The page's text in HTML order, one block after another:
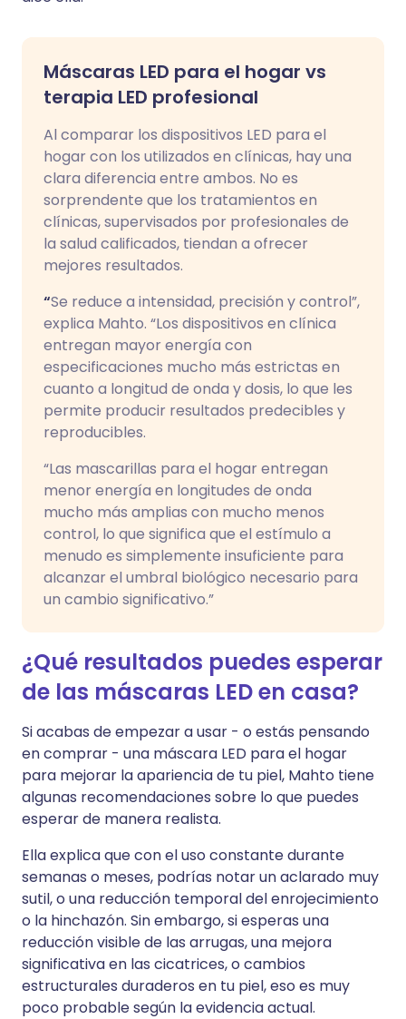
Máscaras LED para el hogar vs
terapia LED profesional
Al comparar los dispositivos LED para el
hogar con los utilizados en clínicas, hay una
clara diferencia entre ambos. No es
sorprendente que los tratamientos en
clínicas, supervisados por profesionales de
la salud calificados, tiendan a ofrecer
mejores resultados.
“Se reduce a intensidad, precisión y control”,
explica Mahto. “Los dispositivos en clínica
entregan mayor energía con
especificaciones mucho más estrictas en
cuanto a longitud de onda y dosis, lo que les
permite producir resultados predecibles y
reproducibles.
“Las mascarillas para el hogar entregan
menor energía en longitudes de onda
mucho más amplias con mucho menos
control, lo que significa que el estímulo a
menudo es simplemente insuficiente para
alcanzar el umbral biológico necesario para
un cambio significativo.”
¿Qué resultados puedes esperar
de las máscaras LED en casa?
Si acabas de empezar a usar - o estás pensando
en comprar - una máscara LED para el hogar
para mejorar la apariencia de tu piel, Mahto tiene
algunas recomendaciones sobre lo que puedes
esperar de manera realista.
Ella explica que con el uso constante durante
semanas o meses, podrías notar un aclarado muy
sutil, o una reducción temporal del enrojecimiento
o la hinchazón. Sin embargo, si esperas una
reducción visible de las arrugas, una mejora
significativa en las cicatrices, o cambios
estructurales duraderos en tu piel, eso es muy
poco probable según la evidencia actual.